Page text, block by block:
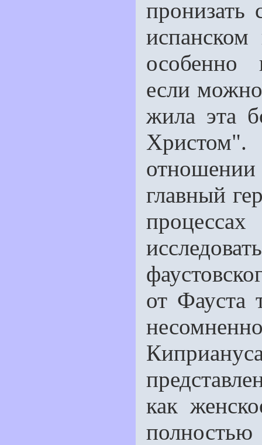
испанском
особенно
если
жила эта
Христом".
главный
от Фауста
как